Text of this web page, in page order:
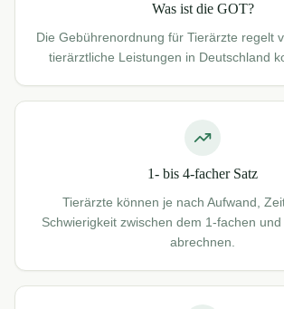
Was ist die GOT?
Die Gebührenordnung für Tierärzte regelt
tierärztliche Leistungen in Deutschland
1- bis 4-facher Satz
Tierärzte können je nach Aufwand,
Schwierigkeit zwischen dem 1-fachen
abrechnen.